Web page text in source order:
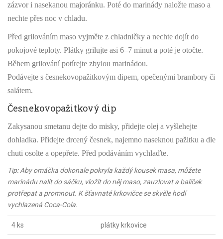
zázvor i nasekanou majoránku. Poté do marinády naložte maso a
nechte přes noc v chladu.
Před grilováním maso vyjměte z chladničky a nechte dojít do
pokojové teploty. Plátky grilujte asi 6–7 minut a poté je otočte.
Během grilování potírejte zbylou marinádou.
Podávejte s česnekovopažitkovým dipem, opečenými brambory či
salátem.
Česnekovopažitkový dip
Zakysanou smetanu dejte do misky, přidejte olej a vyšlehejte
dohladka. Přidejte drcený česnek, najemno naseknou pažitku a dle
chuti osolte a opepřete. Před podáváním vychlaďte.
Tip: Aby omáčka dokonale pokryla každý kousek masa, můžete
marinádu nalít do sáčku, vložit do něj maso, zauzlovat a balíček
protřepat a promnout. K šťavnaté krkovičce se skvěle hodí
vychlazená Coca-Cola.
4 ks plátky krkovice